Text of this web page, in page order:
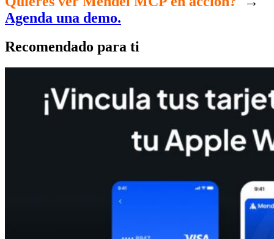
Agenda una demo.
Recomendado para ti